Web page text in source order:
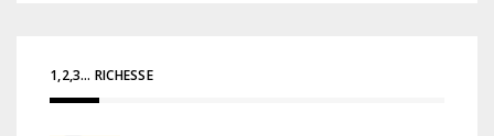
1,2,3… RICHESSE